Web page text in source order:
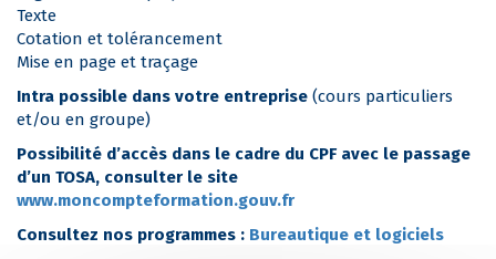
Texte
Cotation et tolérancement
Mise en page et traçage
Intra possible dans votre entreprise (cours particuliers
et/ou en groupe)
Possibilité d’accès dans le cadre du CPF avec le passage
d’un TOSA, consulter le site
www.moncompteformation.gouv.fr
Consultez nos programmes : Bureautique et logiciels